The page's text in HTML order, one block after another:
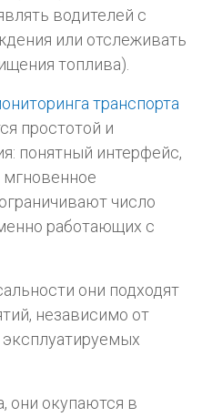
водителей с
или отслеживать
топлива).
транспорта
простотой и
понятный интерфейс,
мгновенное
число
работающих с
они подходят
независимо от
они окупаются в